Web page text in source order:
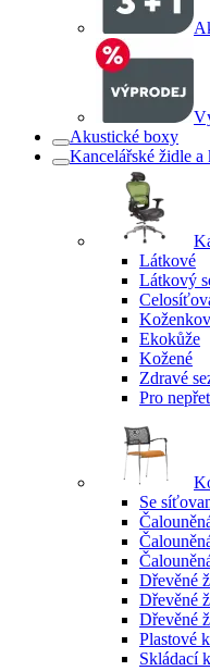
Akustické boxy
Kancelářské židle a
Látkové
Látkový
Ekokůže
Kožené
Zdravé
Pro
Se
Dřevěné
Dřevěné
Dřevěné
Plastové
Skládací